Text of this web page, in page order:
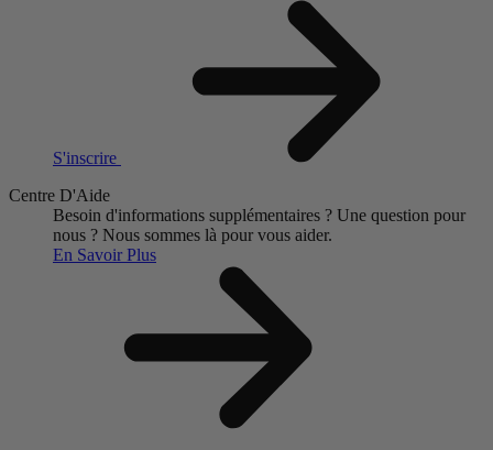
S'inscrire
Centre D'Aide
Besoin d'informations supplémentaires ? Une question pour
nous ? Nous sommes là pour vous aider.
En Savoir Plus